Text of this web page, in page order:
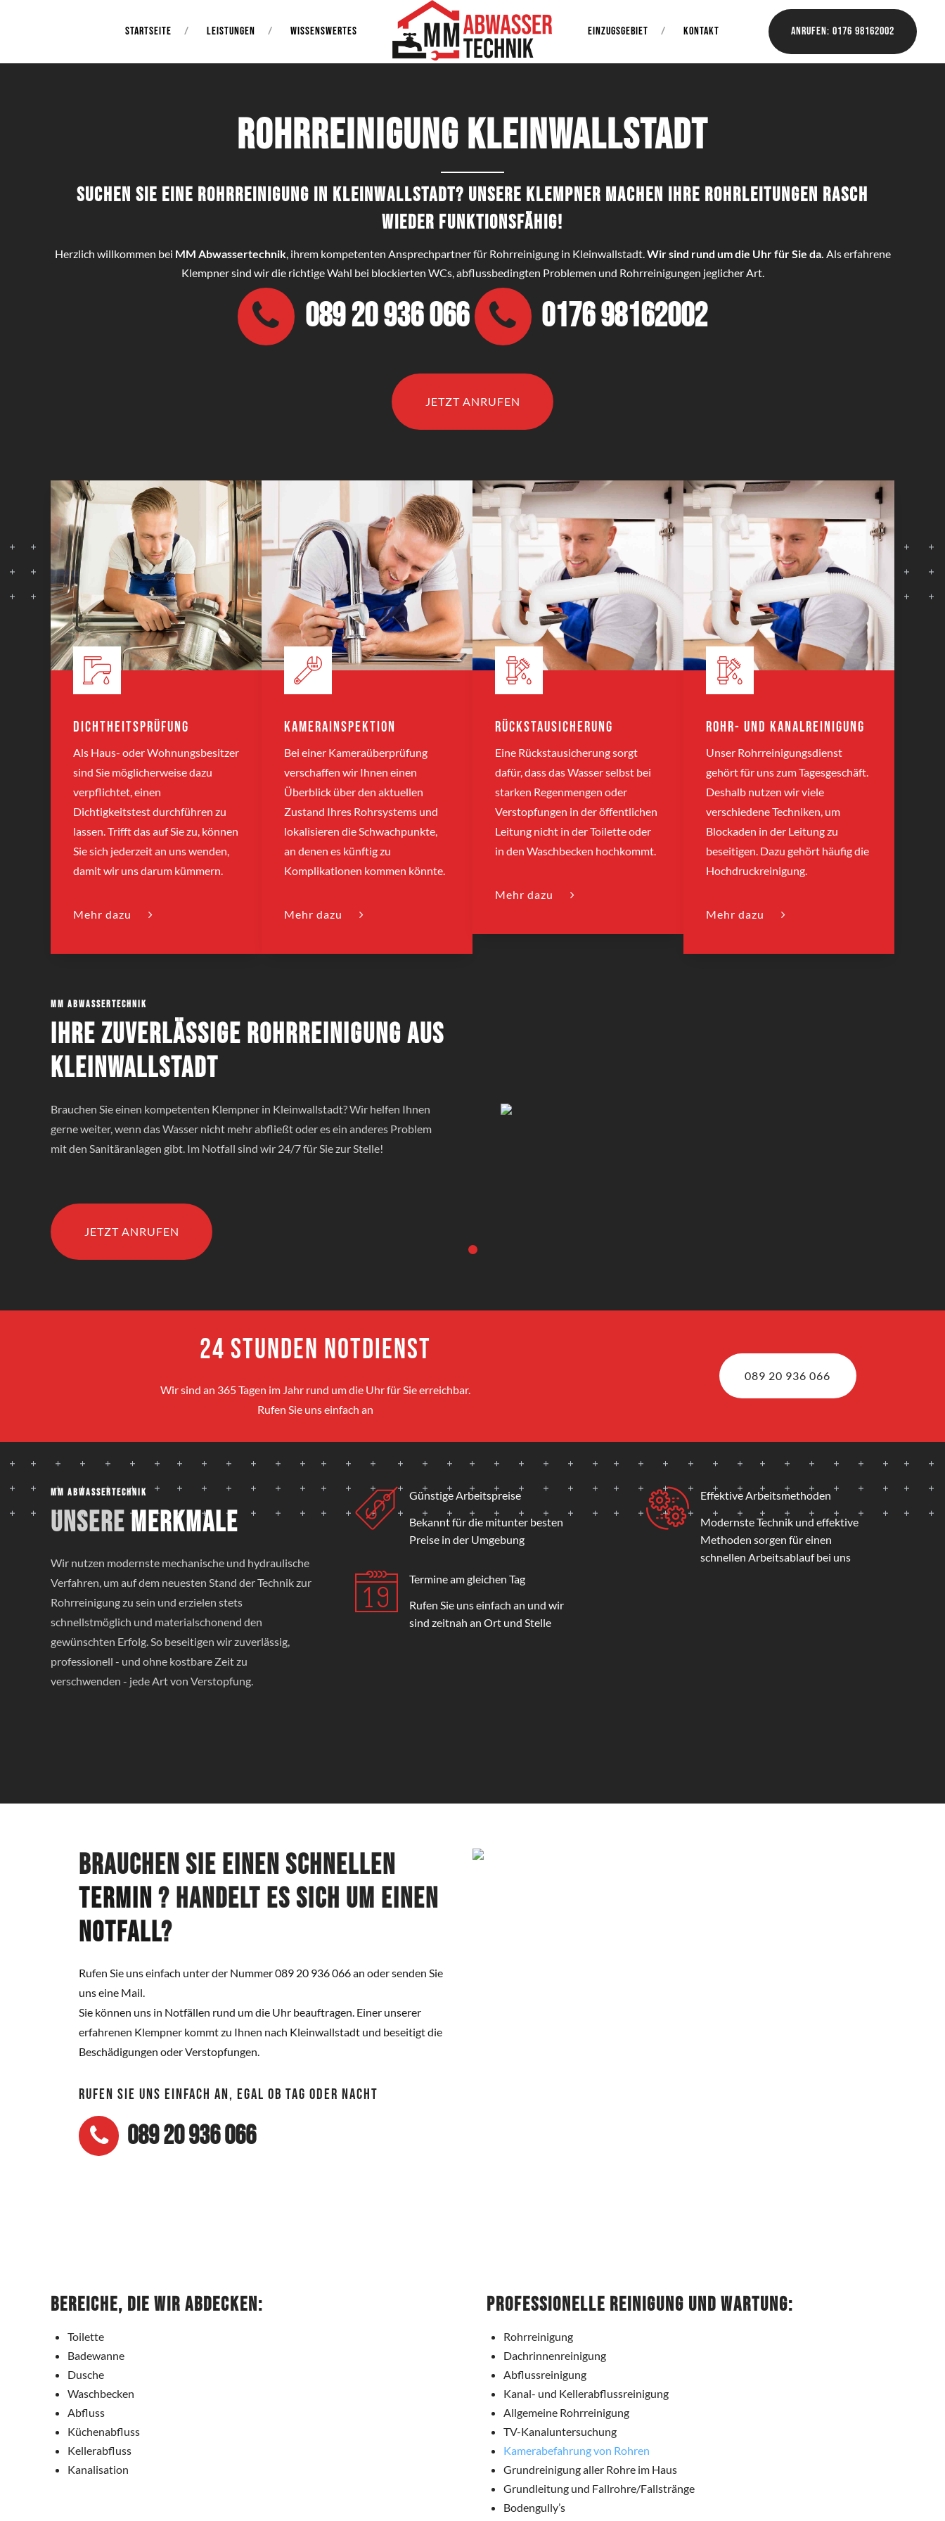
Anrufen: 0176 98162002
STARTSEITE LEISTUNGEN WISSENSWERTES EINZUGSGEBIET KONTAKT
Rohrreinigung Kleinwallstadt
Suchen Sie eine Rohrreinigung in Kleinwallstadt? Unsere Klempner machen Ihre Rohrleitungen rasch
wieder funktionsfähig!
Herzlich willkommen bei MM Abwassertechnik, ihrem kompetenten Ansprechpartner für Rohrreinigung in Kleinwallstadt.Wir sind rund um die Uhr für Sie da. Als erfahrene
Klempner sind wir die richtige Wahl bei blockierten WCs, abflussbedingten Problemen und Rohrreinigungen jeglicher Art.
089 20 936 066 0176 98162002
JETZT ANRUFEN
Dichtheitsprüfung
Als Haus- oder Wohnungsbesitzer
sind Sie möglicherweise dazu
verpflichtet, einen
Dichtigkeitstest durchführen zu
lassen. Trifft das auf Sie zu, können
Sie sich jederzeit an uns wenden,
damit wir uns darum kümmern.
Mehr dazu
Kamerainspektion
Bei einer Kameraüberprüfung
verschaffen wir Ihnen einen
Überblick über den aktuellen
Zustand Ihres Rohrsystems und
lokalisieren die Schwachpunkte,
an denen es künftig zu
Komplikationen kommen könnte.
Mehr dazu
Rückstausicherung
Eine Rückstausicherung sorgt
dafür, dass das Wasser selbst bei
starken Regenmengen oder
Verstopfungen in der öffentlichen
Leitung nicht in der Toilette oder
in den Waschbecken hochkommt.
Mehr dazu
Rohr- und Kanalreinigung
Unser Rohrreinigungsdienst
gehört für uns zum Tagesgeschäft.
Deshalb nutzen wir viele
verschiedene Techniken, um
Blockaden in der Leitung zu
beseitigen. Dazu gehört häufig die
Hochdruckreinigung.
Mehr dazu
MM Abwassertechnik
Ihre zuverlässige Rohrreinigung aus
Kleinwallstadt
Brauchen Sie einen kompetenten Klempner in Kleinwallstadt? Wir helfen Ihnen
gerne weiter, wenn das Wasser nicht mehr abfließt oder es ein anderes Problem
mit den Sanitäranlagen gibt. Im Notfall sind wir 24/7 für Sie zur Stelle!
JETZT ANRUFEN
24 Stunden Notdienst
Wir sind an 365 Tagen im Jahr rund um die Uhr für Sie erreichbar.
Rufen Sie uns einfach an
089 20 936 066
MM Abwassertechnik
UnsereMerkmale
Wir nutzen modernste mechanische und hydraulische
Verfahren, um auf dem neuesten Stand der Technik zur
Rohrreinigung zu sein und erzielen stets
schnellstmöglich und materialschonend den
gewünschten Erfolg. So beseitigen wir zuverlässig,
professionell - und ohne kostbare Zeit zu
verschwenden - jede Art von Verstopfung.
Günstige Arbeitspreise
Bekannt für die mitunter besten
Preise in der Umgebung
Termine am gleichen Tag
Rufen Sie uns einfach an und wir
sind zeitnah an Ort und Stelle
Effektive Arbeitsmethoden
Modernste Technik und effektive
Methoden sorgen für einen
schnellen Arbeitsablauf bei uns
Brauchen Sie einen schnellen
Termin ? Handelt es sich um einen
Notfall?
Rufen Sie uns einfach unter der Nummer 089 20 936 066 an oder senden Sie
uns eine Mail.
Sie können uns in Notfällen rund um die Uhr beauftragen. Einer unserer
erfahrenen Klempner kommt zu Ihnen nach Kleinwallstadt und beseitigt die
Beschädigungen oder Verstopfungen.
RUFEN SIE UNS EINFACH AN, EGAL OB TAG ODER NACHT
089 20 936 066
Bereiche, die wir abdecken:
Toilette
Badewanne
Dusche
Waschbecken
Abfluss
Küchenabfluss
Kellerabfluss
Kanalisation
Professionelle Reinigung und Wartung:
Rohrreinigung
Dachrinnenreinigung
Abflussreinigung
Kanal- und Kellerabflussreinigung
Allgemeine Rohrreinigung
TV-Kanaluntersuchung
Kamerabefahrung von Rohren
Grundreinigung aller Rohre im Haus
Grundleitung und Fallrohre/Fallstränge
Bodengully’s